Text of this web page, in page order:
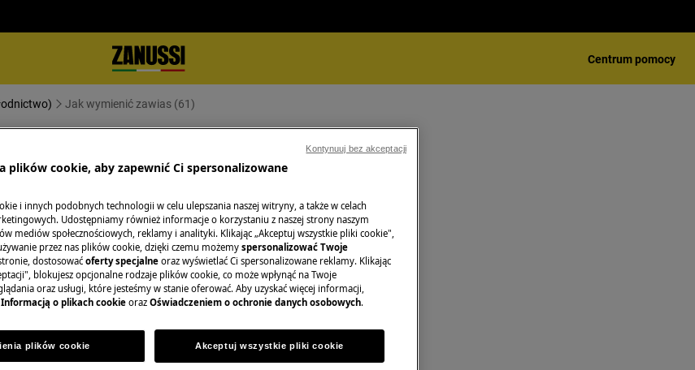
Centrum pomocy
Jak wymienić zawias (61)
wyłącz urządzenie i wyjmij
w przypadku ciężkich
plików cookie, aby zapewnić Ci spersonalizowane
i innych podobnych technologii w celu ulepszania naszej witryny, a także w celach
Udostępniamy również informacje o korzystaniu z naszej strony naszym
mediów społecznościowych, reklamy i analityki. Klikając „Akceptuj wszystkie pliki cookie",
przez nas plików cookie, dzięki czemu możemy spersonalizować Twoje
dostosować oferty specjalne oraz wyświetlać Ci spersonalizowane reklamy. Klikając
blokujesz opcjonalne rodzaje plików cookie, co może wpłynąć na Twoje
oraz usługi, które jesteśmy w stanie oferować. Aby uzyskać więcej informacji,
Informacją o plikach cookie oraz Oświadczeniem o ochronie danych osobowych.
plików cookie Akceptuj wszystkie pliki cookie
Kontynuuj bez akceptacji